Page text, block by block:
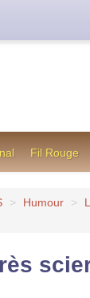
Fil Rouge
> Humour >
difficultés,